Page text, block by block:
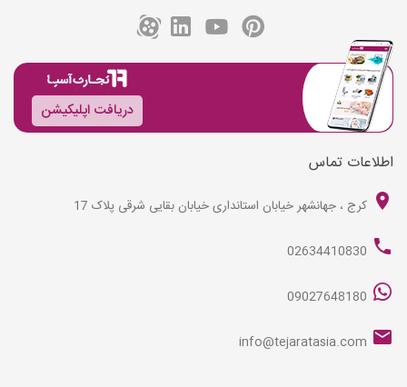
دریافت اپلیکیشن
اطلاعات تماس
کرج ، جهانشهر خیابان استانداری خیابان بقایی شرقی پلاک 17
02634410830
09027648180
info@tejaratasia.com